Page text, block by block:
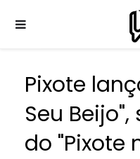
Pixote
Seu
do "Pixote